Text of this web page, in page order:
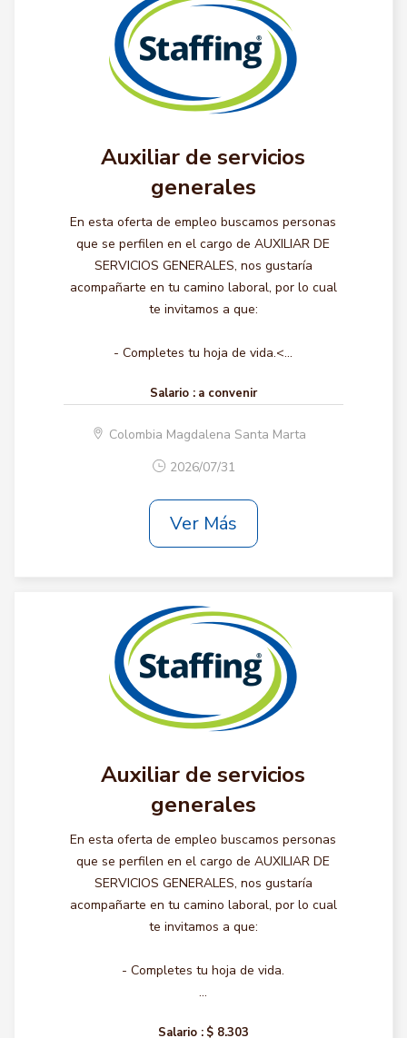
Auxiliar de servicios
generales
En esta oferta de empleo buscamos personas
que se perfilen en el cargo de AUXILIAR DE
SERVICIOS GENERALES, nos gustaría
acompañarte en tu camino laboral, por lo cual
te invitamos a que:
- Completes tu hoja de vida.<...
Salario : a convenir
Colombia Magdalena Santa Marta
2026/07/31
Ver Más
Auxiliar de servicios
generales
En esta oferta de empleo buscamos personas
que se perfilen en el cargo de AUXILIAR DE
SERVICIOS GENERALES, nos gustaría
acompañarte en tu camino laboral, por lo cual
te invitamos a que:
- Completes tu hoja de vida.
...
Salario : $ 8.303